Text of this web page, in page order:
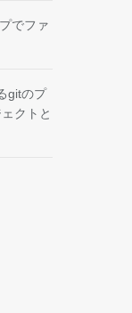
でファ
gitのプ
クトと